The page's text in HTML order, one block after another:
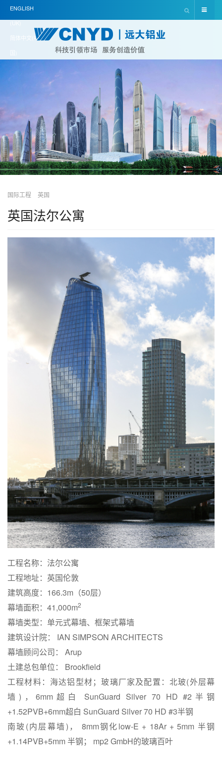
ENGLISH
(UK)
简体中文(中
国)
国际工程 英国
英国法尔公寓
工程名称：法尔公寓
工程地址：英国伦敦
建筑高度：166.3m（50层）
幕墙面积：41,000m2
幕墙类型：单元式幕墙、框架式幕墙
建筑设计院： IAN SIMPSON ARCHITECTS
幕墙顾问公司： Arup
土建总包单位： Brookfield
工程材料：海达铝型材；玻璃厂家及配置：北玻(外层幕
墙)，6mm超白 SunGuard Silver 70 HD #2半钢
+1.52PVB+6mm超白 SunGuard Silver 70 HD #3半钢
南玻(内层幕墙)， 8mm钢化low-E + 18Ar + 5mm 半钢
+1.14PVB+5mm 半钢； mp2 GmbH的玻璃百叶